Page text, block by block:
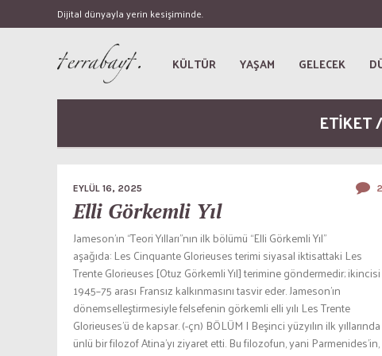
Dijital dünyayla yerin kesişiminde.
KÜLTÜR YAŞAM GELECEK
ETİKET
EYLÜL 16, 2025 2
Elli Görkemli Yıl
Jameson’ın “Teori Yılları”nın ilk bölümü “Elli Görkemli Yıl”
aşağıda: Les Cinquante Glorieuses terimi siyasal iktisattaki Les
Trente Glorieuses [Otuz Görkemli Yıl] terimine göndermedir; ikincisi
1945–75 arası Fransız kalkınmasını tasvir eder. Jameson’ın
dönemselleştirmesiyle felsefenin görkemli elli yılı Les Trente
Glorieuses’ü de kapsar. (-çn) BÖLÜM I Beşinci yüzyılın ilk yıllarında
ünlü bir filozof Atina’yı ziyaret etti. Bu filozofun, yani Parmenides’in,